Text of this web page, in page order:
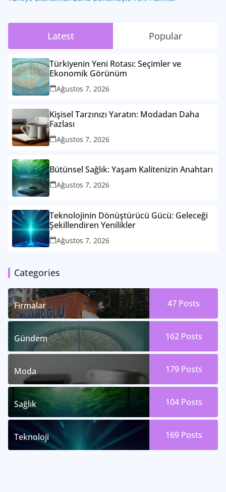
Latest Popular
Türkiyenin Yeni Rotası: Seçimler ve
Ekonomik Görünüm
Ağustos 7, 2026
Kişisel Tarzınızı Yaratın: Modadan Daha
Fazlası
Ağustos 7, 2026
Bütünsel Sağlık: Yaşam Kalitenizin Anahtarı
Ağustos 7, 2026
Teknolojinin Dönüştürücü Gücü: Geleceği
Şekillendiren Yenilikler
Ağustos 7, 2026
Categories
Firmalar 47 Posts
Gündem 162 Posts
Moda 179 Posts
Sağlık 104 Posts
Teknoloji 169 Posts